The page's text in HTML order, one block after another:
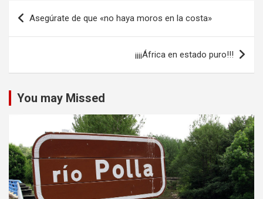
Navegación
de
Asegúrate de que «no haya moros en la costa»
¡¡¡¡África en estado puro!!!
You may Missed